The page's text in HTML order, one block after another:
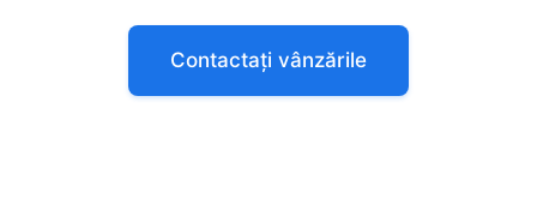
Contactați vânzările